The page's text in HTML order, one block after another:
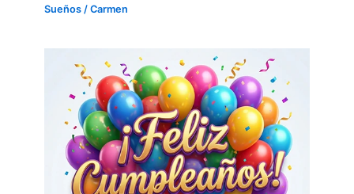
Sueños /Carmen